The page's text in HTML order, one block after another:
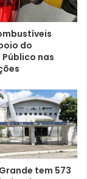
do
nas
tem 573